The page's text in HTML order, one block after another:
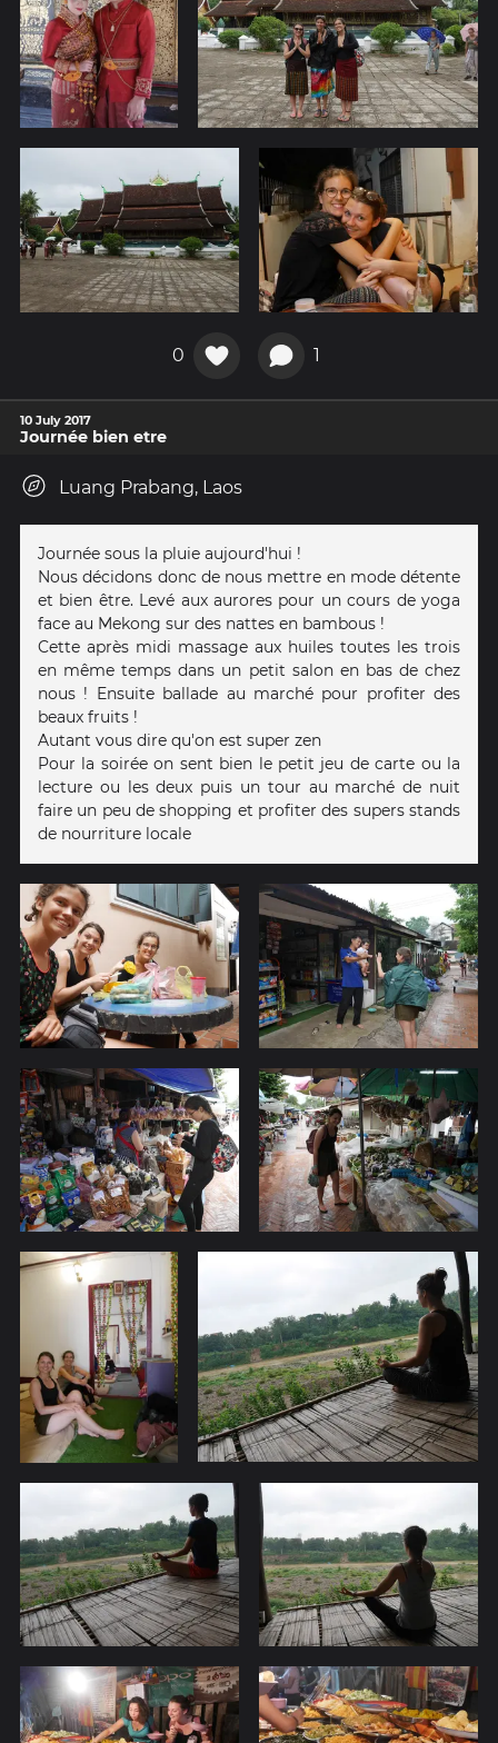
0 1
10 July 2017
Journée bien etre
Luang Prabang, Laos
Journée sous la pluie aujourd'hui !
Nous décidons donc de nous mettre en mode détente
et bien être. Levé aux aurores pour un cours de yoga
face au Mekong sur des nattes en bambous !
Cette après midi massage aux huiles toutes les trois
en même temps dans un petit salon en bas de chez
nous ! Ensuite ballade au marché pour profiter des
beaux fruits !
Autant vous dire qu'on est super zen
Pour la soirée on sent bien le petit jeu de carte ou la
lecture ou les deux puis un tour au marché de nuit
faire un peu de shopping et profiter des supers stands
de nourriture locale